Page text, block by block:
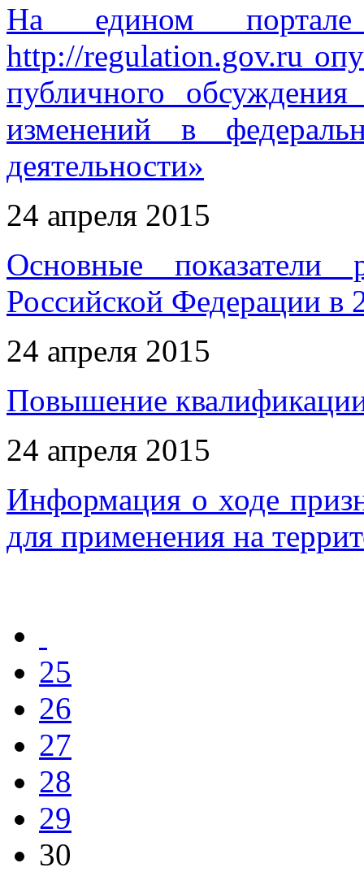
На едином портале
http://regulation.gov.ru
публичного
изменений в
деятельности»
24 апреля 2015
Основные показатели
Российской Федерации в
24 апреля 2015
Повышение
24 апреля 2015
Информация о ходе
для применения на
25
26
27
28
29
30